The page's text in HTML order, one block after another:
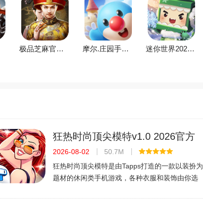
极品芝麻官手游下载2026最新版本v7.7.01063055官方版 摩尔.庄园手游雷霆版下载官方版v2.9.24091002S安卓版 迷你世界2026最新官方版v1.56.0最新版
狂热时尚顶尖模特v1.0 2026官方
中文版
2026-08-02
50.7M
狂热时尚顶尖模特是由Tapps打造的一款以装扮为
题材的休闲类手机游戏，各种衣服和装饰由你选